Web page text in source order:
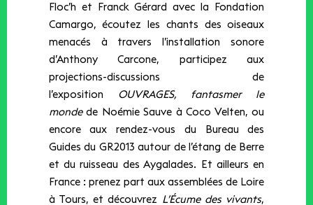
Floc’h et Franck Gérard avec la Fondation
Camargo, écoutez les chants des oiseaux
menacés à travers l’installation sonore
d’Anthony Carcone, participez aux
projections-discussions de
l’exposition OUVRAGES, fantasmer le
mondede Noémie Sauve à Coco Velten, ou
encore aux rendez-vous du Bureau des
Guides du GR2013 autour de l’étang de Berre
et du ruisseau des Aygalades. Et ailleurs en
France : prenez part aux assemblées de Loire
à Tours, et découvrez L’Écume des vivants,